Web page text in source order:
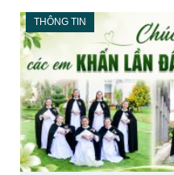
THÔNG TIN